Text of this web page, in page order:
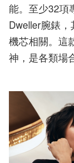
能。至少32項
Dweller腕錶
機芯相關。這
神，是各類場